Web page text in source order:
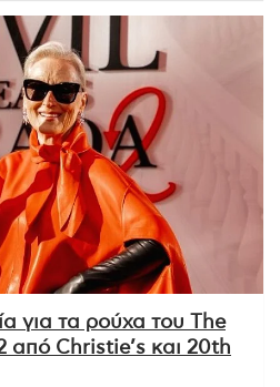
για τα ρούχα του The
από Christie’s και 20th